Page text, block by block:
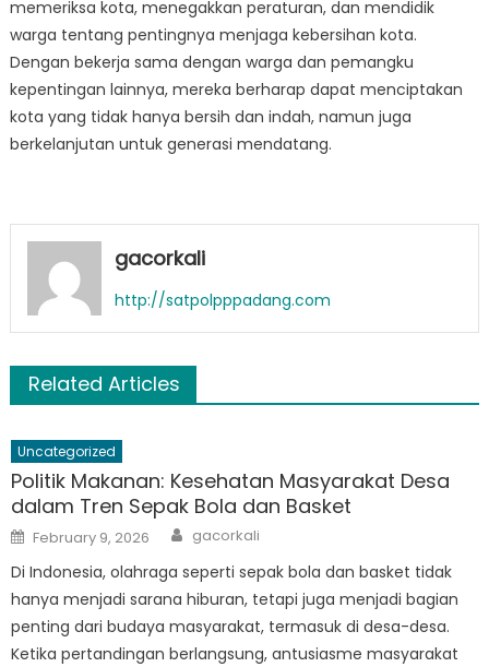
memeriksa kota, menegakkan peraturan, dan mendidik
warga tentang pentingnya menjaga kebersihan kota.
Dengan bekerja sama dengan warga dan pemangku
kepentingan lainnya, mereka berharap dapat menciptakan
kota yang tidak hanya bersih dan indah, namun juga
berkelanjutan untuk generasi mendatang.
gacorkali
http://satpolpppadang.com
Related Articles
Uncategorized
Politik Makanan: Kesehatan Masyarakat Desa
dalam Tren Sepak Bola dan Basket
Posted
on
February 9, 2026 Author
gacorkali
Di Indonesia, olahraga seperti sepak bola dan basket tidak
hanya menjadi sarana hiburan, tetapi juga menjadi bagian
penting dari budaya masyarakat, termasuk di desa-desa.
Ketika pertandingan berlangsung, antusiasme masyarakat